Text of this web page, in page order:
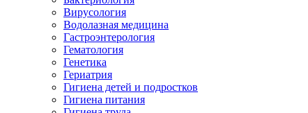
Вирусология
Водолазная медицина
Гастроэнтерология
Гематология
Генетика
Гериатрия
Гигиена детей и подростков
Гигиена питания